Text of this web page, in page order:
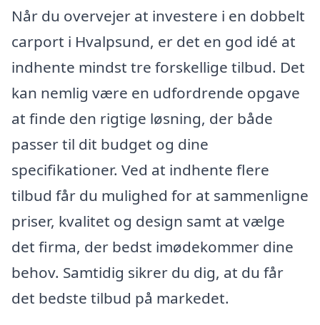
Når du overvejer at investere i en dobbelt
carport i Hvalpsund, er det en god idé at
indhente mindst tre forskellige tilbud. Det
kan nemlig være en udfordrende opgave
at finde den rigtige løsning, der både
passer til dit budget og dine
specifikationer. Ved at indhente flere
tilbud får du mulighed for at sammenligne
priser, kvalitet og design samt at vælge
det firma, der bedst imødekommer dine
behov. Samtidig sikrer du dig, at du får
det bedste tilbud på markedet.